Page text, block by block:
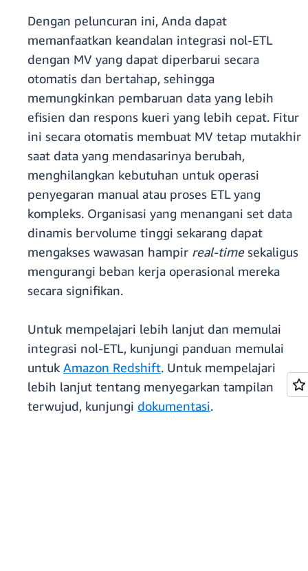
Dengan peluncuran ini, Anda dapat
memanfaatkan keandalan integrasi nol-ETL
dengan MV yang dapat diperbarui secara
otomatis dan bertahap, sehingga
memungkinkan pembaruan data yang lebih
efisien dan respons kueri yang lebih cepat. Fitur
ini secara otomatis membuat MV tetap mutakhir
saat data yang mendasarinya berubah,
menghilangkan kebutuhan untuk operasi
penyegaran manual atau proses ETL yang
kompleks. Organisasi yang menangani set data
dinamis bervolume tinggi sekarang dapat
mengakses wawasan hampir real-timesekaligus
mengurangi beban kerja operasional mereka
secara signifikan.
Untuk mempelajari lebih lanjut dan memulai
integrasi nol-ETL, kunjungi panduan memulai
untuk Amazon Redshift. Untuk mempelajari
lebih lanjut tentang menyegarkan tampilan
terwujud, kunjungi dokumentasi.